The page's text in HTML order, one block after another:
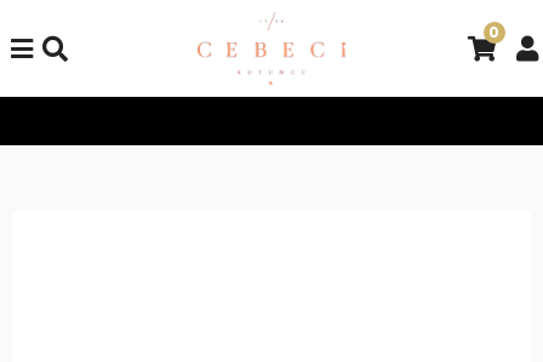
0